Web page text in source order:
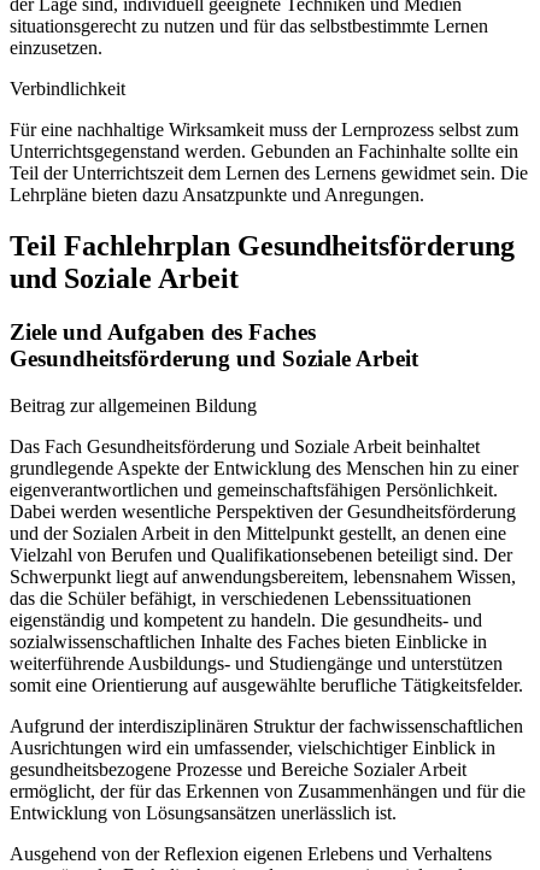
der Lage sind, individuell geeignete Techniken und Medien
situationsgerecht zu nutzen und für das selbstbestimmte Lernen
einzusetzen.
Verbindlichkeit
Für eine nachhaltige Wirksamkeit muss der Lernprozess selbst zum
Unterrichtsgegenstand werden. Gebunden an Fachinhalte sollte ein
Teil der Unterrichtszeit dem Lernen des Lernens gewidmet sein. Die
Lehrpläne bieten dazu Ansatzpunkte und Anregungen.
Teil Fachlehrplan Gesundheitsförderung
und Soziale Arbeit
Ziele und Aufgaben des Faches
Gesundheitsförderung und Soziale Arbeit
Beitrag zur allgemeinen Bildung
Das Fach Gesundheitsförderung und Soziale Arbeit beinhaltet
grundlegende Aspekte der Entwicklung des Menschen hin zu einer
eigenverantwortlichen und gemeinschaftsfähigen Persönlichkeit.
Dabei werden wesentliche Perspektiven der Gesundheitsförderung
und der Sozialen Arbeit in den Mittelpunkt gestellt, an denen eine
Vielzahl von Berufen und Qualifikationsebenen beteiligt sind. Der
Schwerpunkt liegt auf anwendungsbereitem, lebensnahem Wissen,
das die Schüler befähigt, in verschiedenen Lebenssituationen
eigenständig und kompetent zu handeln. Die gesundheits- und
sozialwissenschaftlichen Inhalte des Faches bieten Einblicke in
weiterführende Ausbildungs- und Studiengänge und unterstützen
somit eine Orientierung auf ausgewählte berufliche Tätigkeitsfelder.
Aufgrund der interdisziplinären Struktur der fachwissenschaftlichen
Ausrichtungen wird ein umfassender, vielschichtiger Einblick in
gesundheitsbezogene Prozesse und Bereiche Sozialer Arbeit
ermöglicht, der für das Erkennen von Zusammenhängen und für die
Entwicklung von Lösungsansätzen unerlässlich ist.
Ausgehend von der Reflexion eigenen Erlebens und Verhaltens